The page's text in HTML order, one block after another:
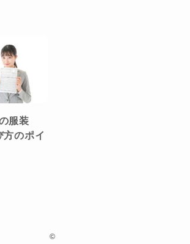
服装
方のポイ
©